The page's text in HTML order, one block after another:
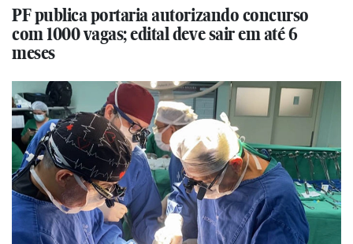
PF publica portaria autorizando concurso
com 1000 vagas; edital deve sair em até 6
meses